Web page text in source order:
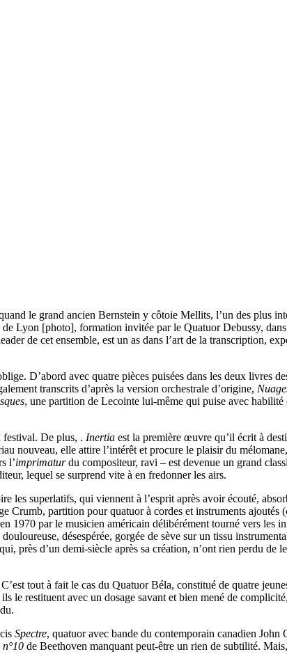
le grand ancien Bernstein y côtoie Mellits, l’un des plus
Lyon [photo], formation invitée par le Quatuor Debussy,
de cet ensemble, est un as dans l’art de la transcription,
D’abord avec quatre pièces puisées dans les deux livres
transcrits d’après la version orchestrale d’origine,
, une partition de Lecointe lui-même qui puise avec habilité
festival. De plus, . Inertia est la première œuvre qu’il écrit à
nouveau, elle attire l’intérêt et procure le plaisir du
l’imprimaturdu compositeur, ravi – est devenue un grand
lequel se surprend vite à en fredonner les airs.
superlatifs, qui viennent à l’esprit après avoir écouté,
Crumb, partition pour quatuor à cordes et instruments ajoutés
1970 par le musicien américain délibérément tourné vers les
désespérée, gorgée de sève sur un tissu
près d’un demi-siècle après sa création, n’ont rien perdu
tout à fait le cas du Quatuor Béla, constitué de quatre
restituent avec un dosage savant et bien mené de
Spectre, quatuor avec bande du contemporain canadien
de Beethoven manquant peut-être un rien de subtilité.